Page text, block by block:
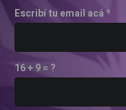
Escribí tu email acá *
16 + 9 = ?